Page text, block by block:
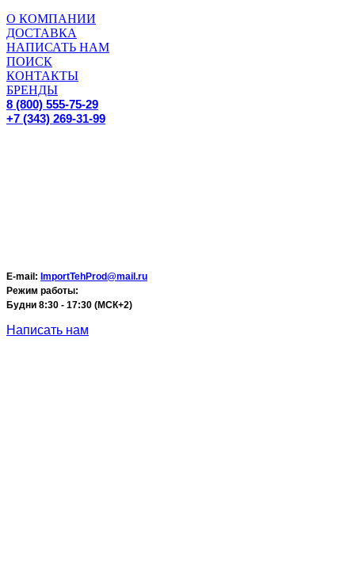
О КОМПАНИИ
ДОСТАВКА
НАПИСАТЬ НАМ
ПОИСК
КОНТАКТЫ
БРЕНДЫ
8 (800) 555-75-29
+7 (343) 269-31-99
E-mail: ImportTehProd@mail.ru
Режим работы:
Будни 8:30 - 17:30 (МСК+2)
Написать нам